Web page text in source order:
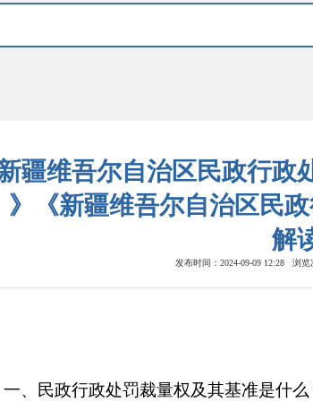
新疆维吾尔自治区民政行
》《新疆维吾尔自治区民
解
发布时间：2024-09-09 12:28浏览
一、 民政行政处罚裁量权及其基准是什